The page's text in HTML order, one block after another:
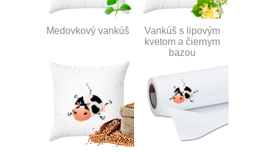
Medovkový vankúš
Vankúš s lipovým
kvetom a čiernym
bazou